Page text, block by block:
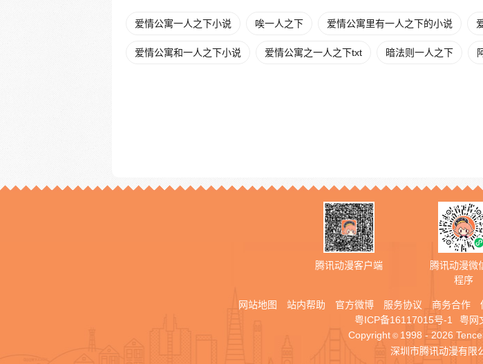
爱情公寓一人之下小说 唉一人之下 爱情公寓里有一人之下的小说
爱情公寓和一人之下小说 爱情公寓之一人之下txt 暗法则一人之下
腾讯动漫客户端
腾讯动漫微
程序
网站地图 站内帮助 官方微博 服务协议 商务合作
粤ICP备16117015号-1
粤网
Copyright © 1998 - 2026
深圳市腾讯动漫有限